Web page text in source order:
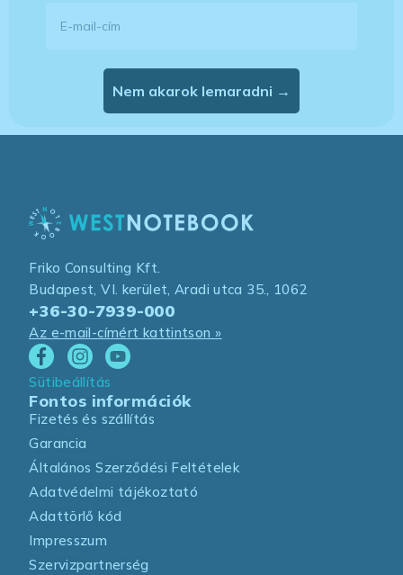
Nem akarok lemaradni →
Friko Consulting Kft.
Budapest, VI. kerület, Aradi utca 35., 1062
+36-30-7939-000
Az e-mail-címért kattintson »
Sütibeállítás
Fontos információk
Fizetés és szállítás
Garancia
Általános Szerződési Feltételek
Adatvédelmi tájékoztató
Adattörlő kód
Impresszum
Szervizpartnerség